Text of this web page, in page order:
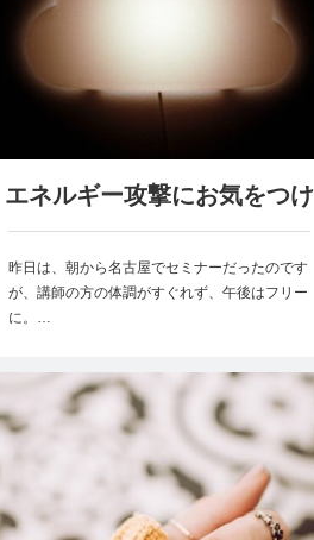
エネルギー攻撃にお気をつけ
て
昨日は、朝から名古屋でセミナーだったのです
が、講師の方の体調がすぐれず、午後はフリー
に。…